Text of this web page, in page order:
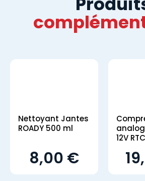
Nettoyant Jantes
ROADY 500 ml
8,00 €
12V